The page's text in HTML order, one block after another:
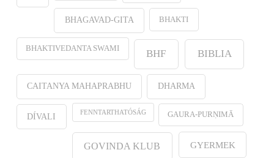
BHAGAVAD-GITA BHAKTI
BHAKTIVEDANTA SWAMI BHF BIBLIA
CAITANYA MAHAPRABHU DHARMA
DÍVALI FENNTARTHATÓSÁG GAURA-PURṆIMĀ
GOVINDA KLUB GYERMEK